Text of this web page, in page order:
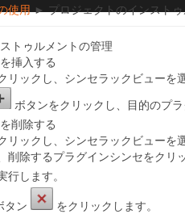
使用► プロジェクトのインストゥ
トゥルメントの管理
挿入する
リックし、 シンセラックビューを
ボタンをクリックし、目的のプ
削除する
リックし、 シンセラックビューを
削除するプラグインシンセをクリ
行します。
タン
をクリックします。